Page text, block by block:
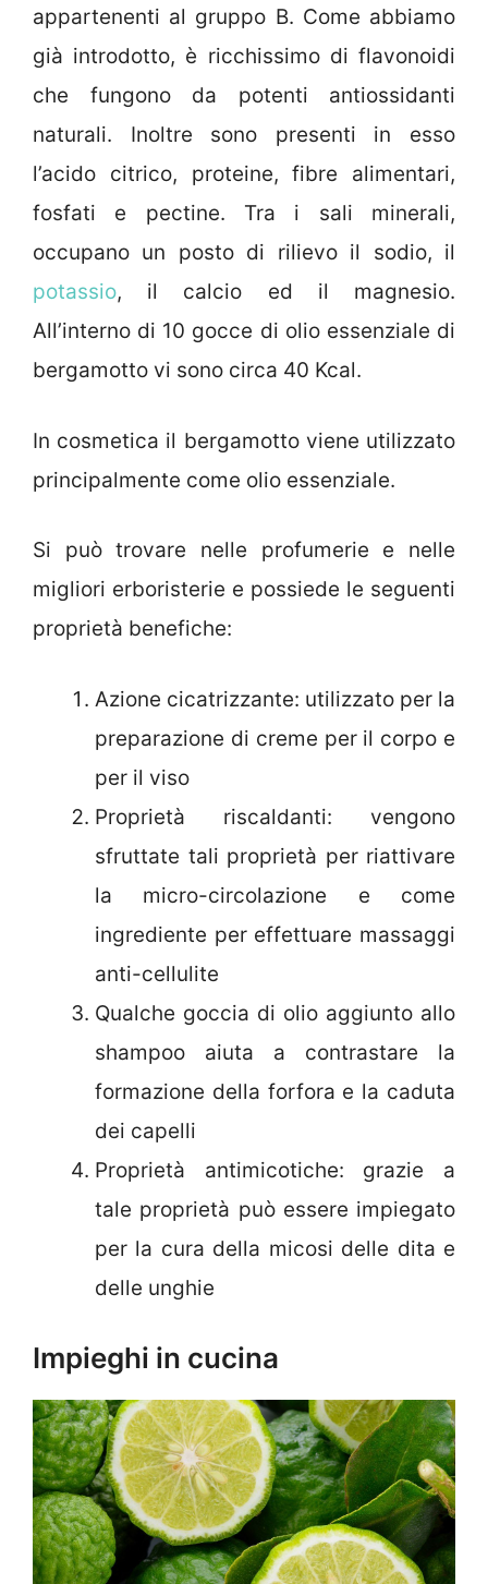
appartenenti al gruppo B. Come abbiamo
già introdotto, è ricchissimo di flavonoidi
che fungono da potenti antiossidanti
naturali. Inoltre sono presenti in esso
l’acido citrico, proteine, fibre alimentari,
fosfati e pectine. Tra i sali minerali,
occupano un posto di rilievo il sodio, il
potassio, il calcio ed il magnesio.
All’interno di 10 gocce di olio essenziale di
bergamotto vi sono circa 40 Kcal.
In cosmetica il bergamotto viene utilizzato
principalmente come olio essenziale.
Si può trovare nelle profumerie e nelle
migliori erboristerie e possiede le seguenti
proprietà benefiche:
Azione cicatrizzante: utilizzato per la
preparazione di creme per il corpo e
per il viso
Proprietà riscaldanti: vengono
sfruttate tali proprietà per riattivare
la micro-circolazione e come
ingrediente per effettuare massaggi
anti-cellulite
Qualche goccia di olio aggiunto allo
shampoo aiuta a contrastare la
formazione della forfora e la caduta
dei capelli
Proprietà antimicotiche: grazie a
tale proprietà può essere impiegato
per la cura della micosi delle dita e
delle unghie
Impieghi in cucina